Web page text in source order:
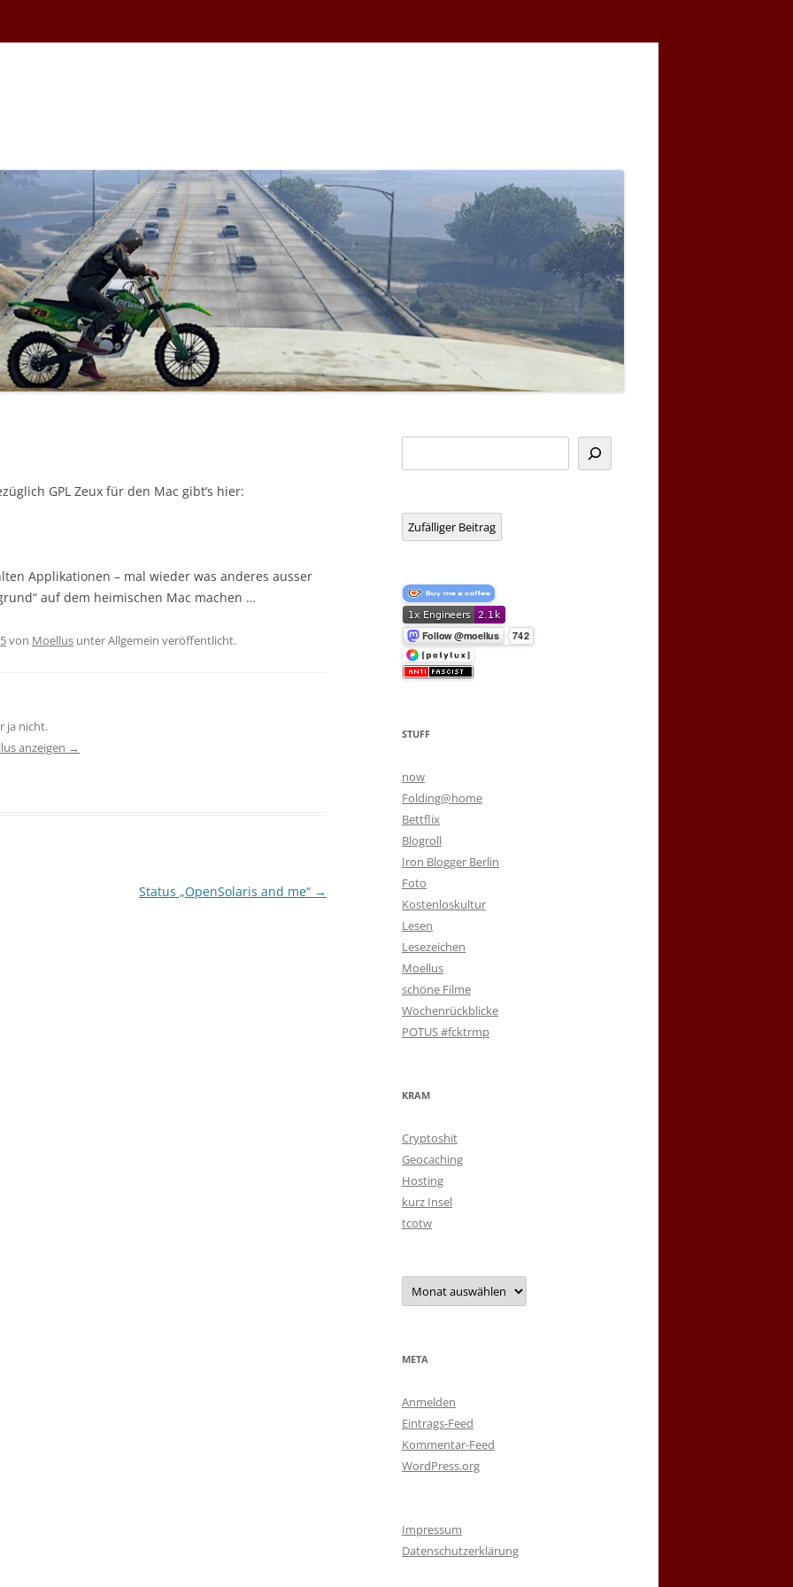
GPL Zeux für den Mac gibt’s hier:
Applikationen – mal wieder was anderes ausser
auf dem heimischen Mac machen …
von Moellus unter Allgemein veröffentlicht.
ja nicht.
anzeigen →
Status „OpenSolaris and me“ →
Zufälliger Beitrag
STUFF
now
Folding@home
Bettflix
Blogroll
Iron Blogger Berlin
Foto
Kostenloskultur
Lesen
Lesezeichen
Moellus
schöne Filme
Wochenrückblicke
POTUS #fcktrmp
KRAM
Cryptoshit
Geocaching
Hosting
kurz Insel
tcotw
Archiv
META
Anmelden
Eintrags-Feed
Kommentar-Feed
WordPress.org
Impressum
Datenschutzerklärung